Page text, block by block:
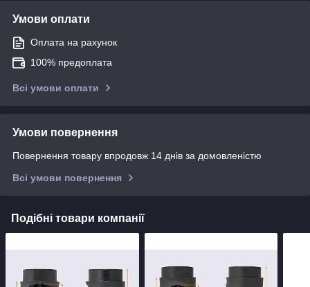
Умови оплати
Оплата на рахунок
100% предоплата
Всі умови оплати
Умови повернення
Повернення товару впродовж 14 днів за домовленістю
Всі умови повернення
Подібні товари компанії